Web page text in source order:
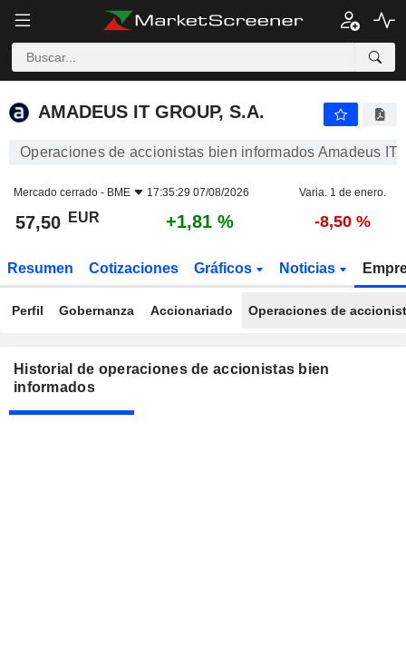
AMADEUS IT GROUP, S.A.
AMADEUS IT GROUP, S.A.
Operaciones de accionistas bien informados Amadeus IT
Mercado cerrado - BME 17:35:29 07/08/2026 Varia. 1 de enero.
57,50 EUR +1,81 % -8,50 %
Resumen Cotizaciones Gráficos Noticias
Perfil Gobernanza Accionariado Operaciones de
Historial de operaciones de accionistas bien
informados